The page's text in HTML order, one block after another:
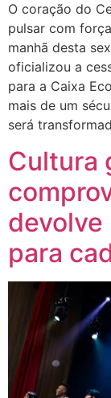
O coração do
pulsar com
manhã desta
oficializou a
para a Caixa
mais de um
será
Cultura
devolve
para